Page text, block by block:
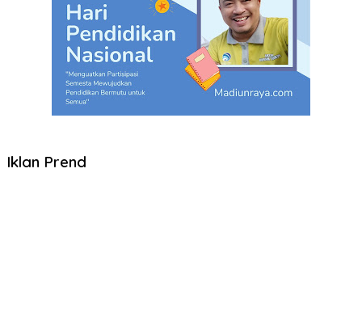
Iklan Prend